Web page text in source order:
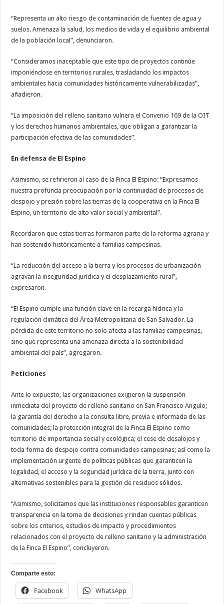
“Representa un alto riesgo de contaminación de fuentes de agua y
suelos. Amenaza la salud, los medios de vida y el equilibrio ambiental
de la población local”, denunciaron.
“Consideramos inaceptable que este tipo de proyectos continúe
imponiéndose en territorios rurales, trasladando los impactos
ambientales hacia comunidades históricamente vulnerabilizadas”,
añadieron.
“La imposición del relleno sanitario vulnera el Convenio 169 de la OIT
y los derechos humanos ambientales, que obligan a garantizar la
participación efectiva de las comunidades”.
En defensa de El Espino
Asimismo, se refirieron al caso de la Finca El Espino: “Expresamos
nuestra profunda preocupación por la continuidad de procesos de
despojo y presión sobre las tierras de la cooperativa en la Finca El
Espino, un territorio de alto valor social y ambiental”.
Recordaron que estas tierras formaron parte de la reforma agraria y
han sostenido históricamente a familias campesinas.
“La reducción del acceso a la tierra y los procesos de urbanización
agravan la inseguridad jurídica y el desplazamiento rural”,
expresaron.
“El Espino cumple una función clave en la recarga hídrica y la
regulación climática del Área Metropolitana de San Salvador. La
pérdida de este territorio no solo afecta a las familias campesinas,
sino que representa una amenaza directa a la sostenibilidad
ambiental del país”, agregaron.
Peticiones
Ante lo expuesto, las organizaciones exigieron la suspensión
inmediata del proyecto de relleno sanitario en San Francisco Angulo;
la garantía del derecho a la consulta libre, previa e informada de las
comunidades; la protección integral de la Finca El Espino como
territorio de importancia social y ecológica; el cese de desalojos y
toda forma de despojo contra comunidades campesinas; así como la
implementación urgente de políticas públicas que garanticen la
legalidad, el acceso y la seguridad jurídica de la tierra, junto con
alternativas sostenibles para la gestión de residuos sólidos.
“Asimismo, solicitamos que las instituciones responsables garanticen
transparencia en la toma de decisiones y rindan cuentas públicas
sobre los criterios, estudios de impacto y procedimientos
relacionados con el proyecto de relleno sanitario y la administración
de la Finca El Espino”, concluyeron.
Comparte esto:
Facebook WhatsApp